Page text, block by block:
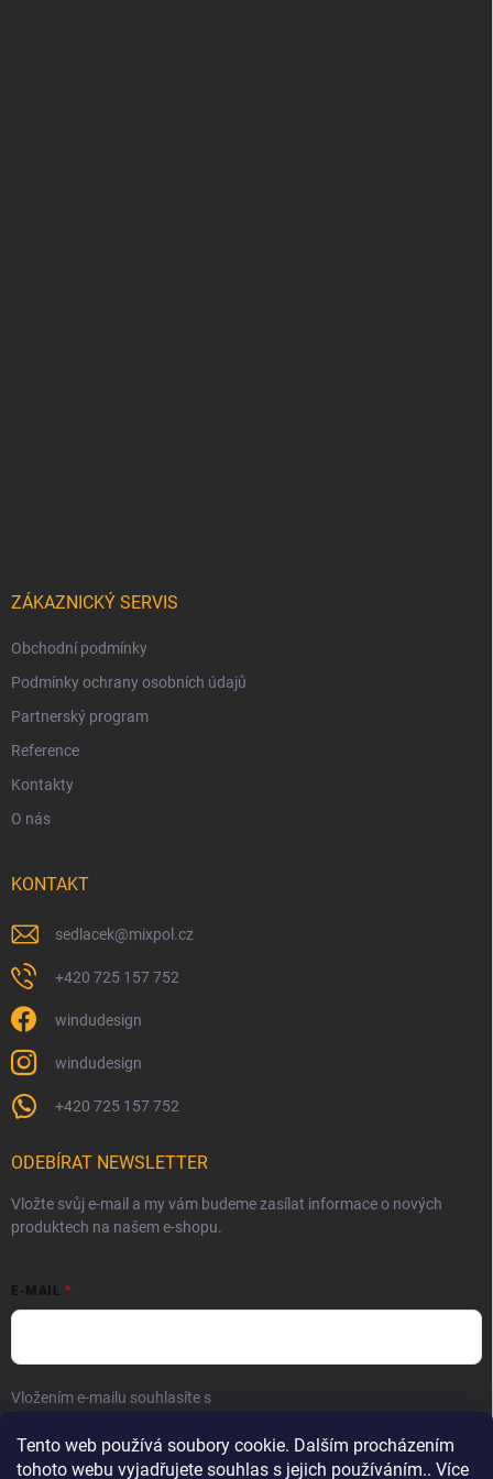
Tento web používá soubory cookie. Dalším procházením
tohoto webu vyjadřujete souhlas s jejich používáním.. Více
ZÁKAZNICKÝ SERVIS
Obchodní podmínky
Podmínky ochrany osobních údajů
Partnerský program
Reference
Kontakty
O nás
KONTAKT
sedlacek@mixpol.cz
+420 725 157 752
windudesign
windudesign
+420 725 157 752
ODEBÍRAT NEWSLETTER
Vložte svůj e-mail a my vám budeme zasílat informace o nových
produktech na našem e-shopu.
E-MAIL
Vložením e-mailu souhlasíte s
Přihlásit se